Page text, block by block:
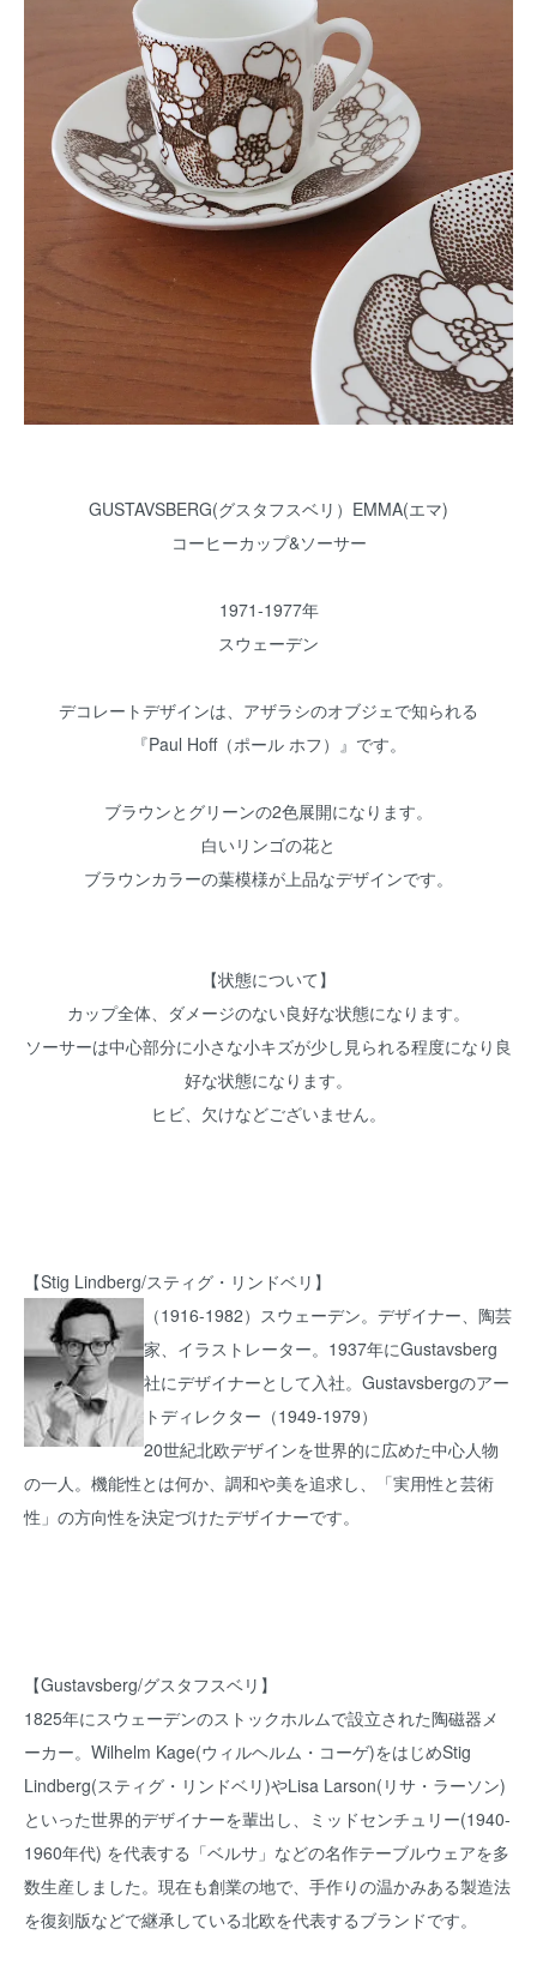
GUSTAVSBERG(グスタフスベリ）EMMA(エマ)
コーヒーカップ&ソーサー
1971-1977年
スウェーデン
デコレートデザインは、アザラシのオブジェで知られる
『Paul Hoff（ポール ホフ）』です。
ブラウンとグリーンの2色展開になります。
白いリンゴの花と
ブラウンカラーの葉模様が上品なデザインです。
【状態について】
カップ全体、ダメージのない良好な状態になります。
ソーサーは中心部分に小さな小キズが少し見られる程度になり良
好な状態になります。
ヒビ、欠けなどございません。
【Stig Lindberg/スティグ・リンドベリ】
（1916-1982）スウェーデン。デザイナー、陶芸
家、イラストレーター。1937年にGustavsberg
社にデザイナーとして入社。Gustavsbergのアー
トディレクター（1949-1979）
20世紀北欧デザインを世界的に広めた中心人物
の一人。機能性とは何か、調和や美を追求し、「実用性と芸術
性」の方向性を決定づけたデザイナーです。
【Gustavsberg/グスタフスベリ】
1825年にスウェーデンのストックホルムで設立された陶磁器メ
ーカー。Wilhelm Kage(ウィルヘルム・コーゲ)をはじめStig
Lindberg(スティグ・リンドベリ)やLisa Larson(リサ・ラーソン)
といった世界的デザイナーを輩出し、ミッドセンチュリー(1940-
1960年代) を代表する「ベルサ」などの名作テーブルウェアを多
数生産しました。現在も創業の地で、手作りの温かみある製造法
を復刻版などで継承している北欧を代表するブランドです。